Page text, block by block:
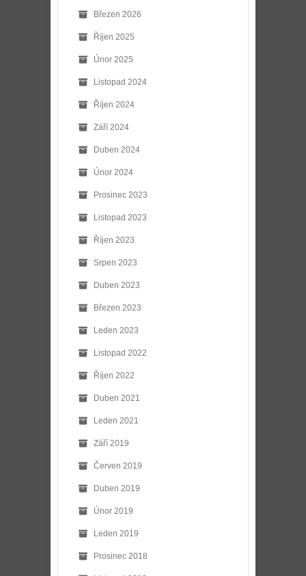
Březen 2026
Říjen 2025
Únor 2025
Listopad 2024
Říjen 2024
Září 2024
Duben 2024
Únor 2024
Prosinec 2023
Listopad 2023
Říjen 2023
Srpen 2023
Duben 2023
Březen 2023
Leden 2023
Listopad 2022
Říjen 2022
Duben 2021
Leden 2021
Září 2019
Červen 2019
Duben 2019
Únor 2019
Leden 2019
Prosinec 2018